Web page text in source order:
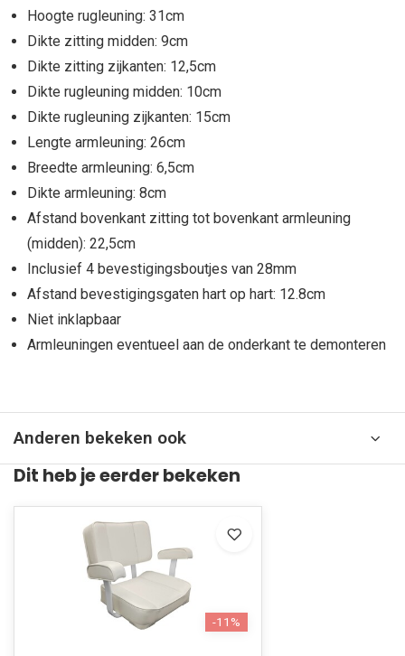
Hoogte rugleuning: 31cm
Dikte zitting midden: 9cm
Dikte zitting zijkanten: 12,5cm
Dikte rugleuning midden: 10cm
Dikte rugleuning zijkanten: 15cm
Lengte armleuning: 26cm
Breedte armleuning: 6,5cm
Dikte armleuning: 8cm
Afstand bovenkant zitting tot bovenkant armleuning
(midden): 22,5cm
Inclusief 4 bevestigingsboutjes van 28mm
Afstand bevestigingsgaten hart op hart: 12.8cm
Niet inklapbaar
Armleuningen eventueel aan de onderkant te demonteren
Anderen bekeken ook
Dit heb je eerder bekeken
-11%